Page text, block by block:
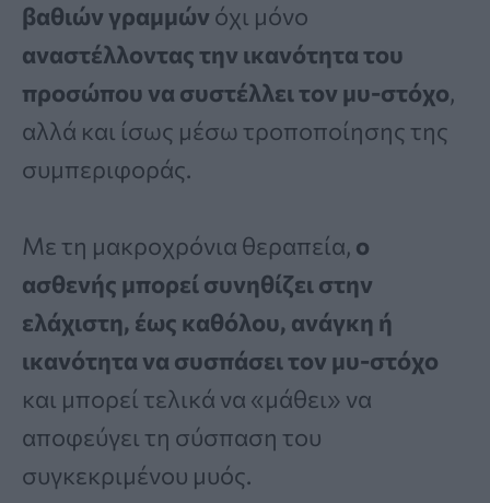
βαθιών γραμμών όχι μόνο
αναστέλλοντας την ικανότητα του
προσώπου να συστέλλει τον μυ-στόχο,
αλλά και ίσως μέσω τροποποίησης της
συμπεριφοράς.
Με τη μακροχρόνια θεραπεία, ο
ασθενής μπορεί συνηθίζει στην
ελάχιστη, έως καθόλου, ανάγκη ή
ικανότητα να συσπάσει τον μυ-στόχο
και μπορεί τελικά να «μάθει» να
αποφεύγει τη σύσπαση του
συγκεκριμένου μυός.